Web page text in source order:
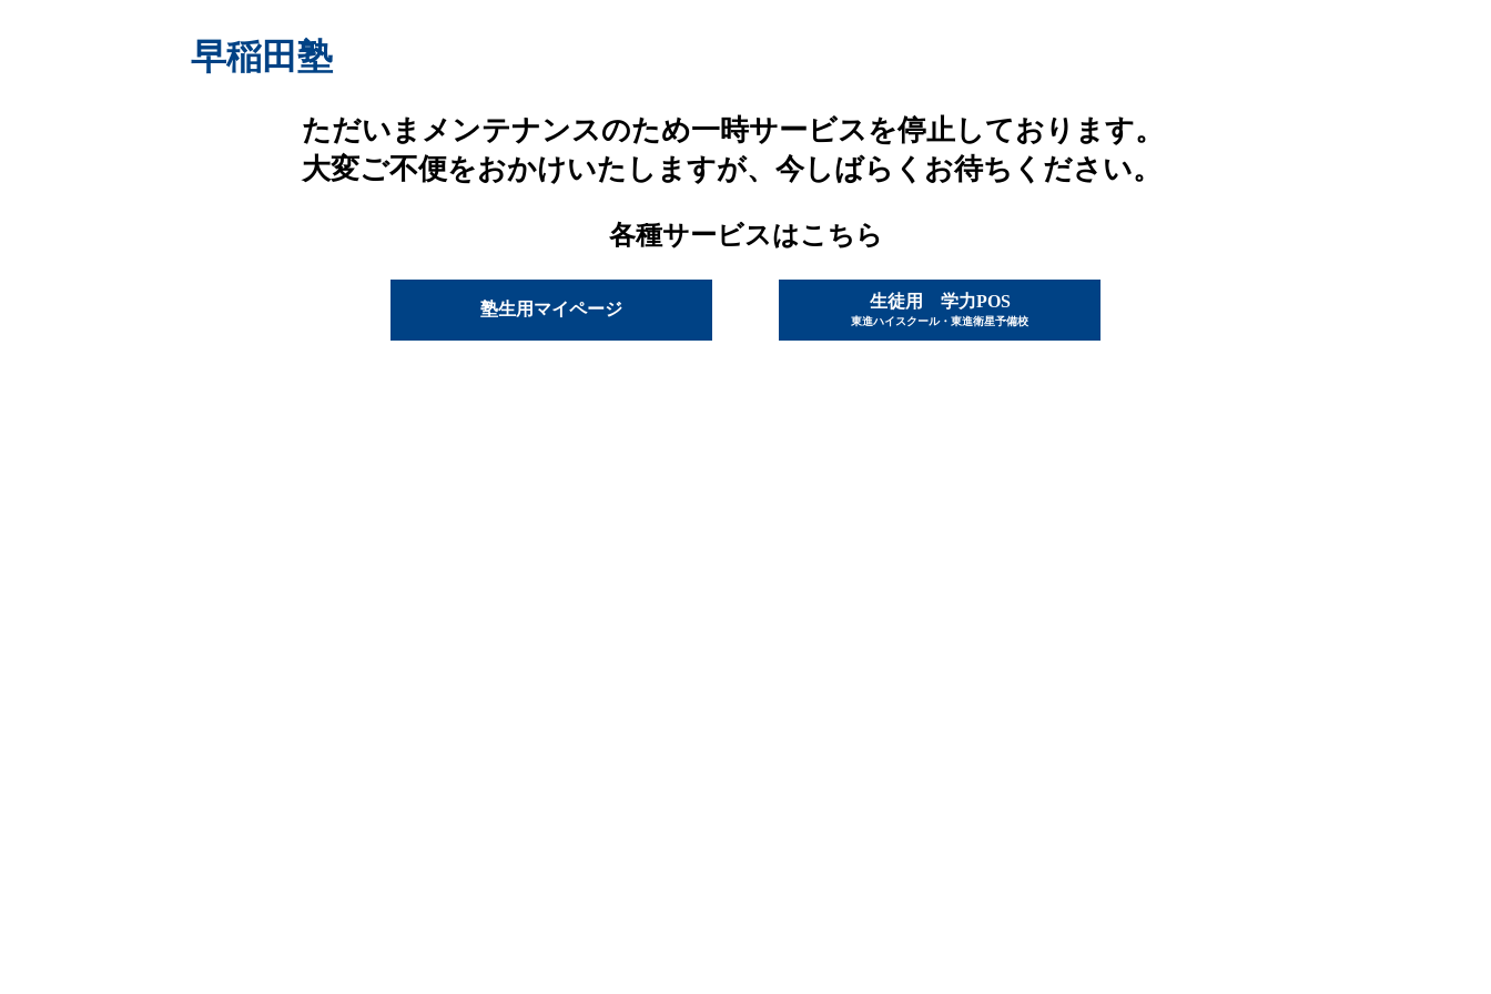
早稲田塾
ただいまメンテナンスのため一時サービスを停止しております。
大変ご不便をおかけいたしますが、今しばらくお待ちください。
各種サービスはこちら
塾生用マイページ 生徒用 学力POS
東進ハイスクール・東進衛星予備校